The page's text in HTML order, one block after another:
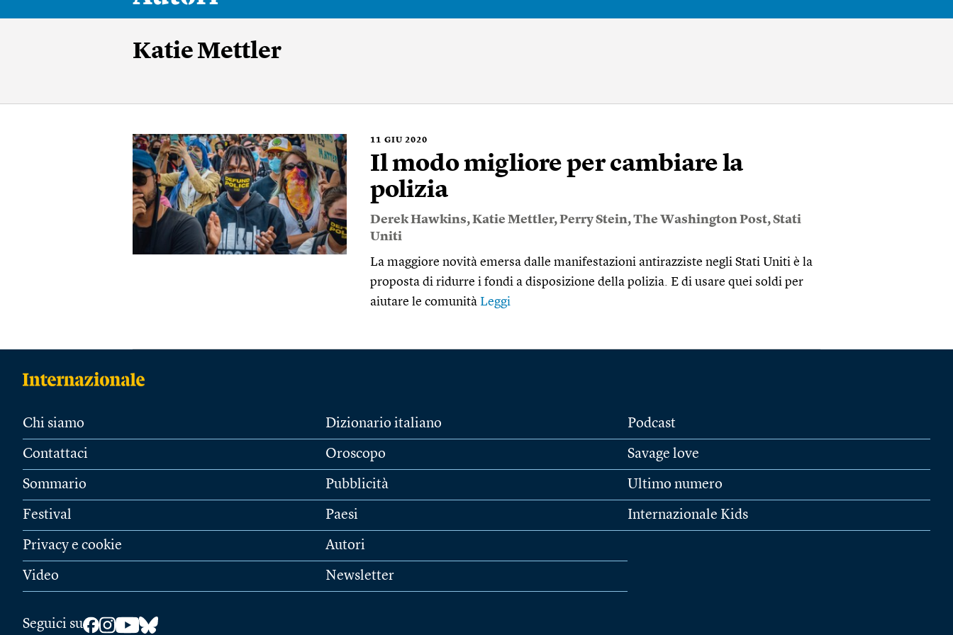
Katie Mettler
11 GIU 2020
Il modo migliore per cambiare la
polizia
Derek Hawkins,Katie Mettler,Perry Stein,The Washington Post,Stati
Uniti
La maggiore novità emersa dalle manifestazioni antirazziste negli Stati Uniti è la
proposta di ridurre i fondi a disposizione della polizia. E di usare quei soldi per
aiutare le comunità Leggi
Chi siamo
Contattaci
Sommario
Festival
Privacy e cookie
Video
Dizionario italiano
Oroscopo
Pubblicità
Paesi
Autori
Newsletter
Podcast
Savage love
Ultimo numero
Internazionale Kids
Seguici su